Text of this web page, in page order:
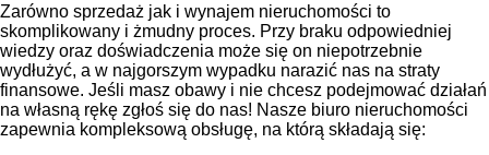
Zarówno sprzedaż jak i wynajem nieruchomości to
skomplikowany i żmudny proces. Przy braku odpowiedniej
wiedzy oraz doświadczenia może się on niepotrzebnie
wydłużyć, a w najgorszym wypadku narazić nas na straty
finansowe. Jeśli masz obawy i nie chcesz podejmować działań
na własną rękę zgłoś się do nas! Nasze biuro nieruchomości
zapewnia kompleksową obsługę, na którą składają się: